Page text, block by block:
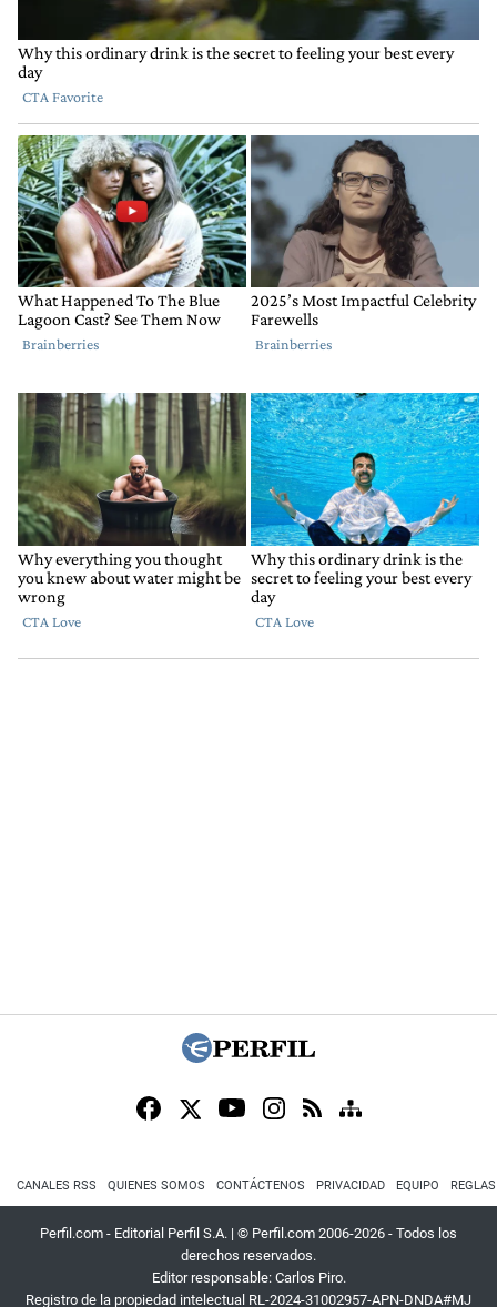
CANALES RSS QUIENES SOMOS CONTÁCTENOS PRIVACIDAD EQUIPO
Perfil.com - Editorial Perfil S.A. | © Perfil.com 2006-2026 - Todos los
derechos reservados.
Editor responsable: Carlos Piro.
Registro de la propiedad intelectual RL-2024-31002957-APN-DNDA#MJ